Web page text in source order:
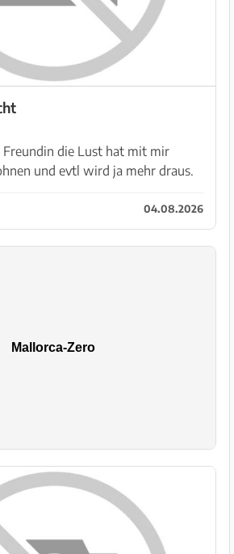
Freundin die Lust hat mit mir
und evtl wird ja mehr draus.
gerne Bier und koche ganz
04.08.2026